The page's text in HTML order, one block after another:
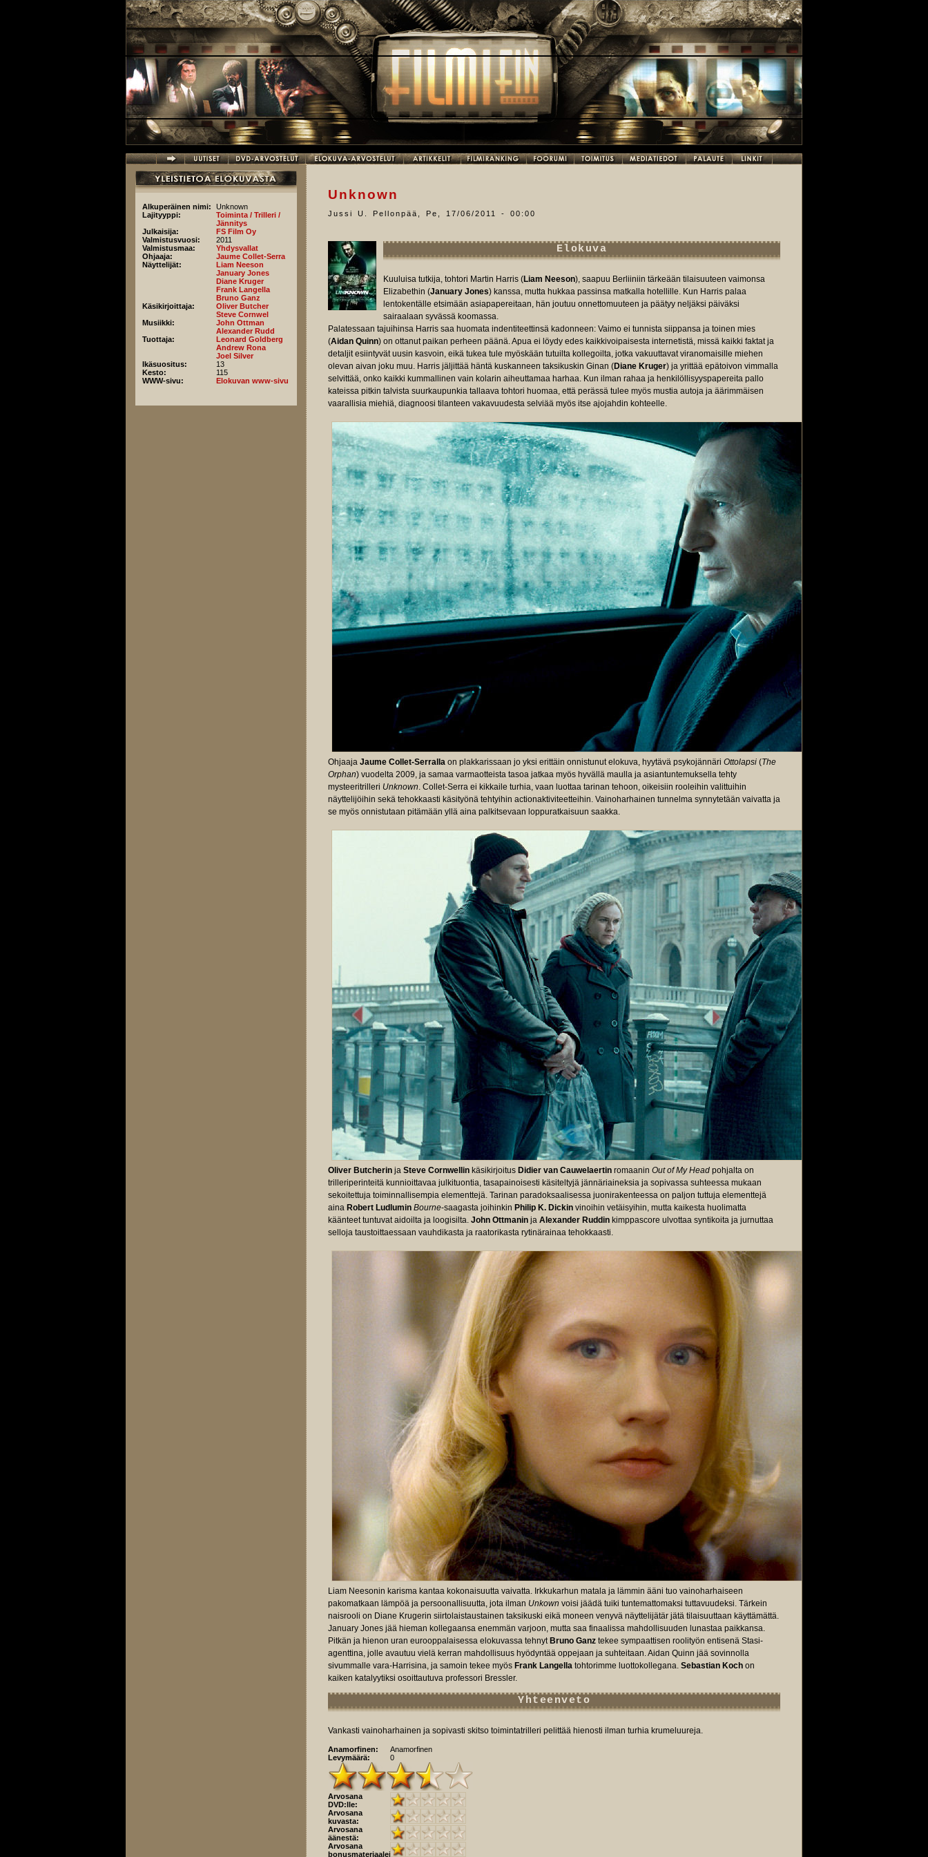
Alkuperäinen nimi:
Unknown
Lajityyppi:
Toiminta / Trilleri /
Jännitys
Julkaisija:
FS Film Oy
Valmistusvuosi:
2011
Valmistusmaa:
Yhdysvallat
Ohjaaja:
Jaume Collet-Serra
Näyttelijät:
Liam Neeson
January Jones
Diane Kruger
Frank Langella
Bruno Ganz
Käsikirjoittaja:
Oliver Butcher
Steve Cornwel
Musiikki:
John Ottman
Alexander Rudd
Tuottaja:
Leonard Goldberg
Andrew Rona
Joel Silver
Ikäsuositus:
13
Kesto:
115
WWW-sivu:
Elokuvan www-sivu
Unknown
Jussi U. Pellonpää Pe, 17/06/2011 - 00:00
Elokuva
Kuuluisa tutkija, tohtori Martin Harris (Liam Neeson), saapuu Berliiniin tärkeään tilaisuuteen vaimonsa
Elizabethin (January Jones) kanssa, mutta hukkaa passinsa matkalla hotellille. Kun Harris palaa
lentokentälle etsimään asiapapereitaan, hän joutuu onnettomuuteen ja päätyy neljäksi päiväksi
sairaalaan syvässä koomassa.
Palatessaan tajuihinsa Harris saa huomata indentiteettinsä kadonneen: Vaimo ei tunnista siippansa ja toinen mies
(Aidan Quinn) on ottanut paikan perheen päänä. Apua ei löydy edes kaikkivoipaisesta internetistä, missä kaikki faktat ja
detaljit esiintyvät uusin kasvoin, eikä tukea tule myöskään tutuilta kollegoilta, jotka vakuuttavat viranomaisille miehen
olevan aivan joku muu. Harris jäljittää häntä kuskanneen taksikuskin Ginan (Diane Kruger) ja yrittää epätoivon vimmalla
selvittää, onko kaikki kummallinen vain kolarin aiheuttamaa harhaa. Kun ilman rahaa ja henkilöllisyyspapereita pallo
kateissa pitkin talvista suurkaupunkia tallaava tohtori huomaa, että perässä tulee myös mustia autoja ja äärimmäisen
vaarallisia miehiä, diagnoosi tilanteen vakavuudesta selviää myös itse ajojahdin kohteelle.
Ohjaaja Jaume Collet-Serralla on plakkarissaan jo yksi erittäin onnistunut elokuva, hyytävä psykojännäri Ottolapsi (The
Orphan) vuodelta 2009, ja samaa varmaotteista tasoa jatkaa myös hyvällä maulla ja asiantuntemuksella tehty
mysteeritrilleri Unknown. Collet-Serra ei kikkaile turhia, vaan luottaa tarinan tehoon, oikeisiin rooleihin valittuihin
näyttelijöihin sekä tehokkaasti käsityönä tehtyihin actionaktiviteetteihin. Vainoharhainen tunnelma synnytetään vaivatta ja
se myös onnistutaan pitämään yllä aina palkitsevaan loppuratkaisuun saakka.
Oliver Butcherin ja Steve Cornwellin käsikirjoitus Didier van Cauwelaertin romaanin Out of My Head pohjalta on
trilleriperinteitä kunnioittavaa julkituontia, tasapainoisesti käsiteltyjä jännäriaineksia ja sopivassa suhteessa mukaan
sekoitettuja toiminnallisempia elementtejä. Tarinan paradoksaalisessa juonirakenteessa on paljon tuttuja elementtejä
aina Robert Ludlumin Bourne-saagasta joihinkin Philip K. Dickin vinoihin vetäisyihin, mutta kaikesta huolimatta
käänteet tuntuvat aidoilta ja loogisilta. John Ottmanin ja Alexander Ruddin kimppascore ulvottaa syntikoita ja jurnuttaa
selloja taustoittaessaan vauhdikasta ja raatorikasta rytinärainaa tehokkaasti.
Liam Neesonin karisma kantaa kokonaisuutta vaivatta. Irkkukarhun matala ja lämmin ääni tuo vainoharhaiseen
pakomatkaan lämpöä ja persoonallisuutta, jota ilman Unkown voisi jäädä tuiki tuntemattomaksi tuttavuudeksi. Tärkein
naisrooli on Diane Krugerin siirtolaistaustainen taksikuski eikä moneen venyvä näyttelijätär jätä tilaisuuttaan käyttämättä.
January Jones jää hieman kollegaansa enemmän varjoon, mutta saa finaalissa mahdollisuuden lunastaa paikkansa.
Pitkän ja hienon uran eurooppalaisessa elokuvassa tehnyt Bruno Ganz tekee sympaattisen roolityön entisenä Stasi-
agenttina, jolle avautuu vielä kerran mahdollisuus hyödyntää oppejaan ja suhteitaan. Aidan Quinn jää sovinnolla
sivummalle vara-Harrisina, ja samoin tekee myös Frank Langella tohtorimme luottokollegana. Sebastian Koch on
kaiken katalyytiksi osoittautuva professori Bressler.
Yhteenveto
Vankasti vainoharhainen ja sopivasti skitso toimintatrilleri pelittää hienosti ilman turhia krumeluureja.
Anamorfinen:
Anamorfinen
Levymäärä:
0
Arvosana
DVD:lle:
Arvosana
kuvasta:
Arvosana
äänestä:
Arvosana
bonusmateriaaleista: